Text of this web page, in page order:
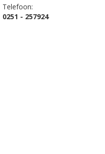
Telefoon:
0251 - 257924